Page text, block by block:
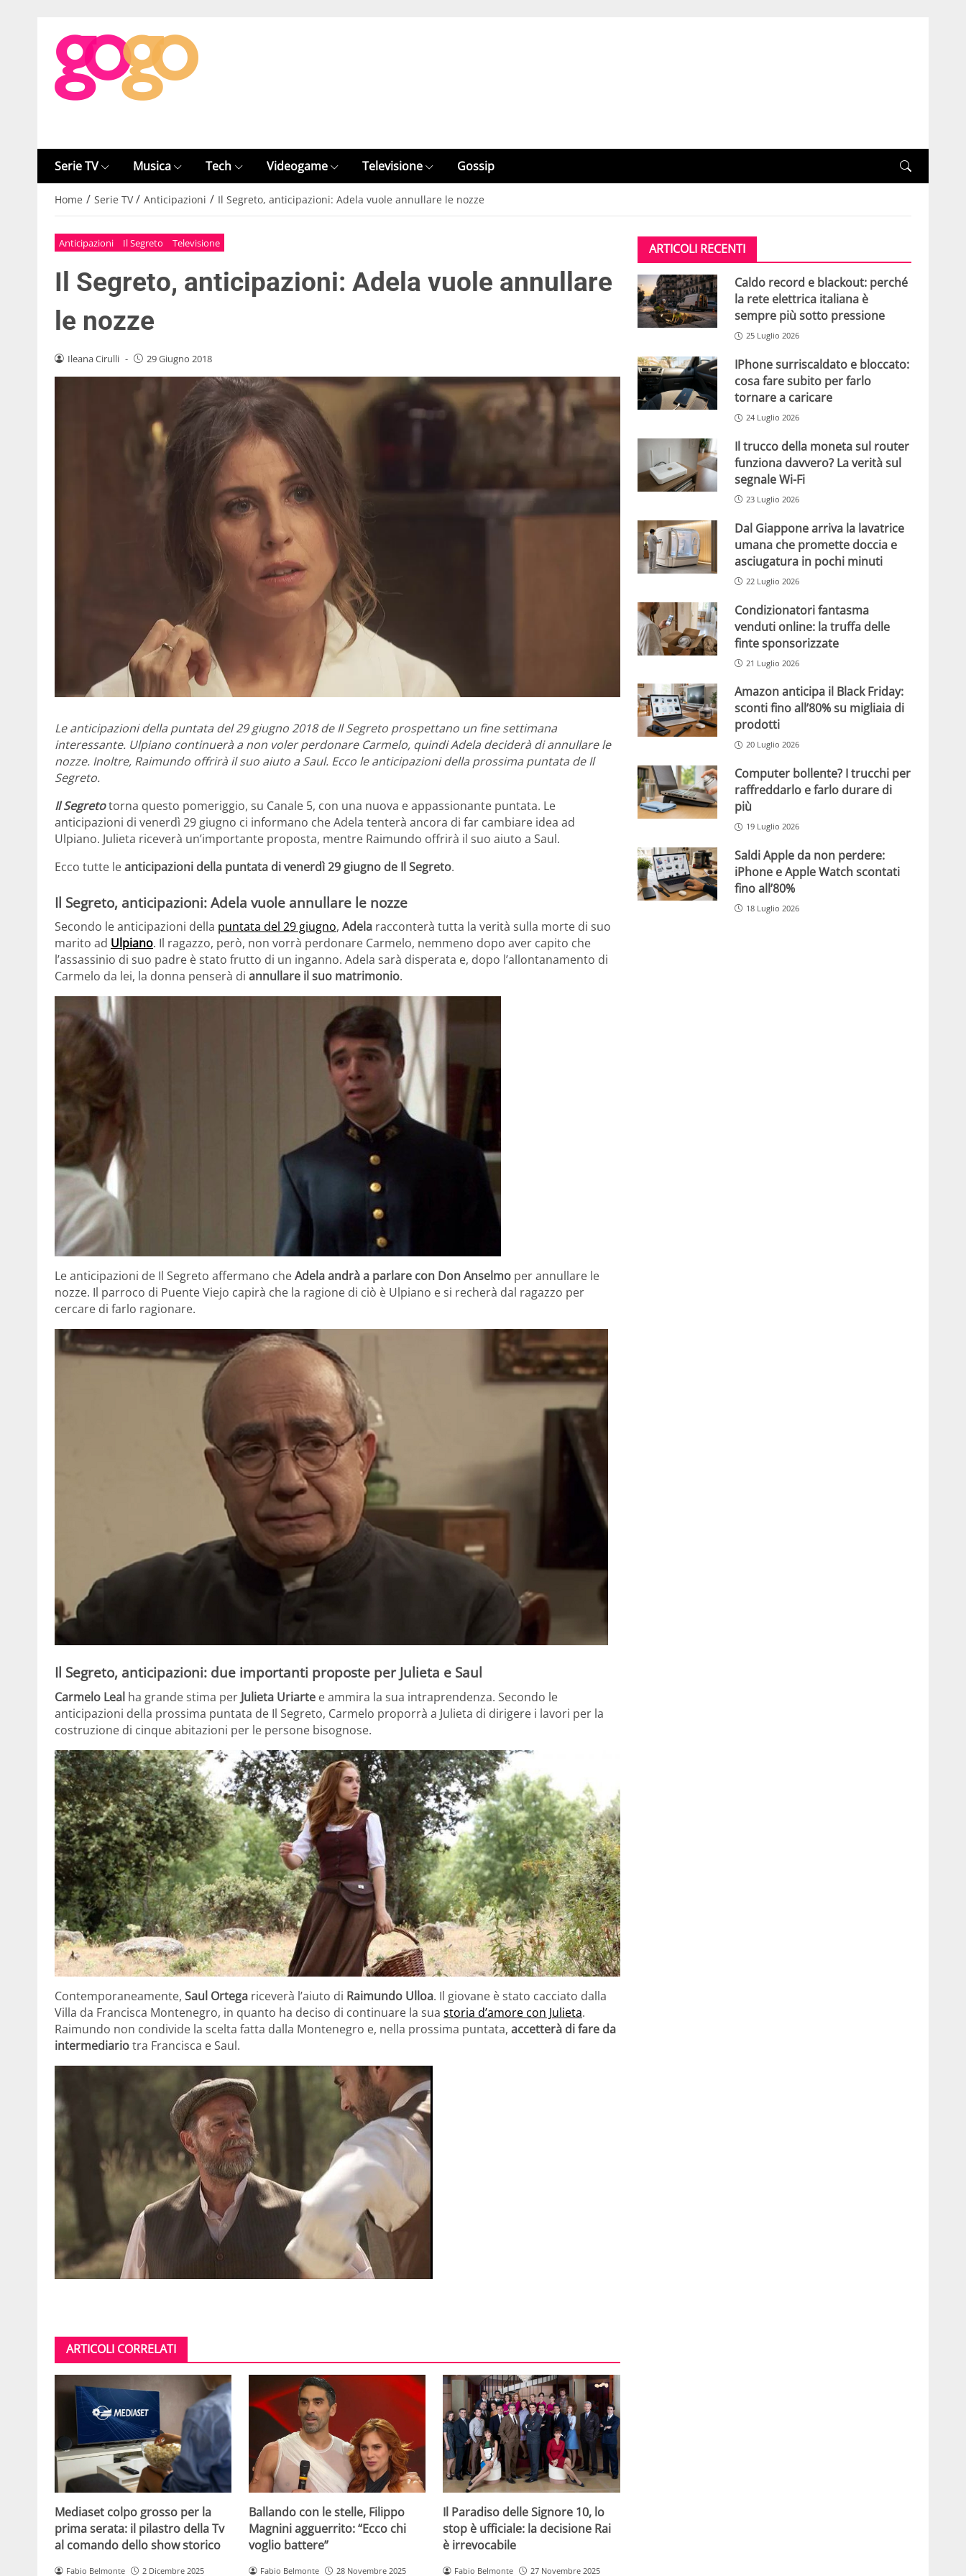
Serie TV Musica Tech Videogame Televisione Gossip
Home / Serie TV / Anticipazioni / Il Segreto, anticipazioni: Adela vuole annullare le nozze
Anticipazioni Il Segreto Televisione
Il Segreto, anticipazioni: Adela vuole annullare
le nozze
Ileana Cirulli - 29 Giugno 2018
Le anticipazioni della puntata del 29 giugno 2018 de Il Segreto prospettano un fine settimana
interessante. Ulpiano continuerà a non voler perdonare Carmelo, quindi Adela deciderà di annullare le
nozze. Inoltre, Raimundo offrirà il suo aiuto a Saul. Ecco le anticipazioni della prossima puntata de Il
Segreto.
Il Segretotorna questo pomeriggio, su Canale 5, con una nuova e appassionante puntata. Le
anticipazioni di venerdì 29 giugno ci informano che Adela tenterà ancora di far cambiare idea ad
Ulpiano. Julieta riceverà un’importante proposta, mentre Raimundo offrirà il suo aiuto a Saul.
Ecco tutte leanticipazioni della puntata di venerdì 29 giugno de Il Segreto.
Il Segreto, anticipazioni: Adela vuole annullare le nozze
Secondo le anticipazioni della puntata del 29 giugno, Adela racconterà tutta la verità sulla morte di suo
marito ad Ulpiano. Il ragazzo, però, non vorrà perdonare Carmelo, nemmeno dopo aver capito che
l’assassinio di suo padre è stato frutto di un inganno. Adela sarà disperata e, dopo l’allontanamento di
Carmelo da lei, la donna penserà di annullare il suo matrimonio.
Le anticipazioni de Il Segreto affermano cheAdela andrà a parlare con Don Anselmo per annullare le
nozze. Il parroco di Puente Viejo capirà che la ragione di ciò è Ulpiano e si recherà dal ragazzo per
cercare di farlo ragionare.
Il Segreto, anticipazioni: due importanti proposte per Julieta e Saul
Carmelo Leal ha grande stima per Julieta Uriarte e ammira la sua intraprendenza. Secondo le
anticipazioni della prossima puntata de Il Segreto, Carmelo proporrà a Julieta di dirigere i lavori per la
costruzione di cinque abitazioni per le persone bisognose.
Contemporaneamente, Saul Ortega riceverà l’aiuto di Raimundo Ulloa. Il giovane è stato cacciato dalla
Villa da Francisca Montenegro, in quanto ha deciso di continuare la sua storia d’amore con Julieta.
Raimundo non condivide la scelta fatta dalla Montenegro e, nella prossima puntata, accetterà di fare da
intermediariotra Francisca e Saul.
ARTICOLI CORRELATI
Mediaset colpo grosso per la
prima serata: il pilastro della Tv
al comando dello show storico
Fabio Belmonte 2 Dicembre 2025
Ballando con le stelle, Filippo
Magnini agguerrito: “Ecco chi
voglio battere”
Fabio Belmonte 28 Novembre 2025
Il Paradiso delle Signore 10, lo
stop è ufficiale: la decisione Rai
è irrevocabile
Fabio Belmonte 27 Novembre 2025
ARTICOLI RECENTI
Caldo record e blackout: perché
la rete elettrica italiana è
sempre più sotto pressione
25 Luglio 2026
IPhone surriscaldato e bloccato:
cosa fare subito per farlo
tornare a caricare
24 Luglio 2026
Il trucco della moneta sul router
funziona davvero? La verità sul
segnale Wi-Fi
23 Luglio 2026
Dal Giappone arriva la lavatrice
umana che promette doccia e
asciugatura in pochi minuti
22 Luglio 2026
Condizionatori fantasma
venduti online: la truffa delle
finte sponsorizzate
21 Luglio 2026
Amazon anticipa il Black Friday:
sconti fino all’80% su migliaia di
prodotti
20 Luglio 2026
Computer bollente? I trucchi per
raffreddarlo e farlo durare di
più
19 Luglio 2026
Saldi Apple da non perdere:
iPhone e Apple Watch scontati
fino all’80%
18 Luglio 2026